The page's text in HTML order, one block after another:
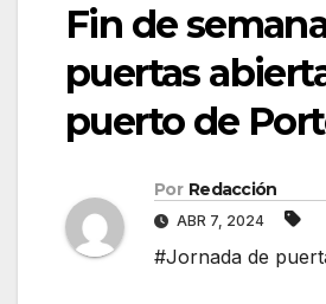
Fin de
puertas
puerto de
Por Redacción
ABR 7, 2024
#Jornada de